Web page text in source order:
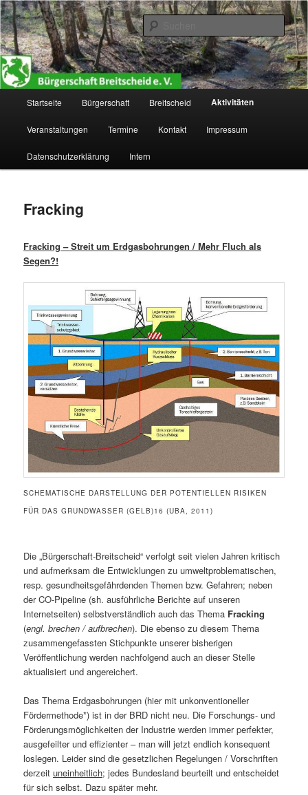
Zum
primären
Inhalt
springenBürgerschaft Breitscheid e. V.
Startseite Bürgerschaft Breitscheid Aktivitäten
Veranstaltungen Termine Kontakt Impressum
Datenschutzerklärung Intern
Fracking
Fracking – Streit um Erdgasbohrungen / Mehr Fluch als
Segen?!
SCHEMATISCHE DARSTELLUNG DER POTENTIELLEN RISIKEN
FÜR DAS GRUNDWASSER (GELB)16 (UBA, 2011)
Die „Bürgerschaft-Breitscheid“ verfolgt seit vielen Jahren kritisch
und aufmerksam die Entwicklungen zu umweltproblematischen,
resp. gesundheitsgefährdenden Themen bzw. Gefahren; neben
der CO-Pipeline (sh. ausführliche Berichte auf unseren
Internetseiten) selbstverständlich auch das Thema Fracking
(engl. brechen / aufbrechen). Die ebenso zu diesem Thema
zusammengefassten Stichpunkte unserer bisherigen
Veröffentlichung werden nachfolgend auch an dieser Stelle
aktualisiert und angereichert.
Das Thema Erdgasbohrungen (hier mit unkonventioneller
Fördermethode*) ist in der BRD nicht neu. Die Forschungs- und
Förderungsmöglichkeiten der Industrie werden immer perfekter,
ausgefeilter und effizienter – man will jetzt endlich konsequent
loslegen. Leider sind die gesetzlichen Regelungen / Vorschriften
derzeituneinheitlich; jedes Bundesland beurteilt und entscheidet
für sich selbst. Dazu später mehr.